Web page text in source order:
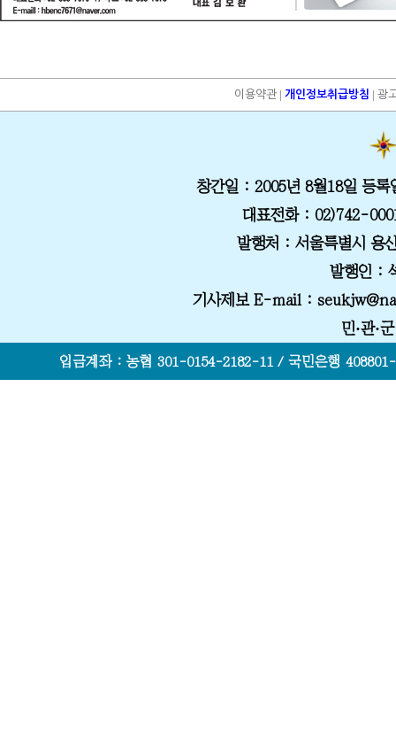
이용약관 |개인정보취급방침 |광
창간일 : 2005년 8월18일 등록
대표전화: 02)742-
발행처 : 서울특별시 용
발행인 :
기사제보 E-mail :
민·관·
입금계좌 : 농협 301-0154-2182-11 / 국민은행